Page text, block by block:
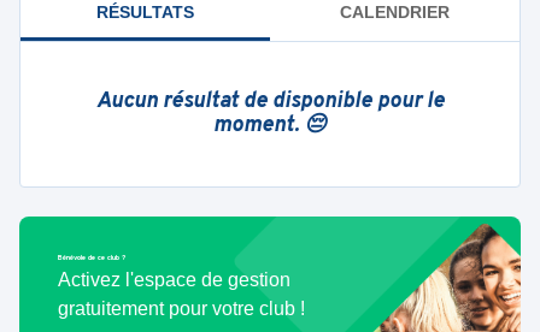
RÉSULTATS CALENDRIER
Aucun résultat de disponible pour le
moment. 😔
Bénévole de ce club ?
Activez l'espace de gestion
gratuitement pour votre club !